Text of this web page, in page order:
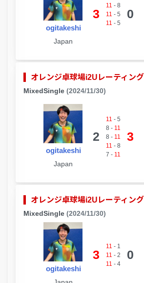
ogitakeshi
Japan
3
11 - 8
11 - 5
11 - 5
0
オレンジ卓球場i2Uレーティング
MixedSingle (2024/11/30)
ogitakeshi
Japan
2
11 - 5
8 - 11
8 - 11
11 - 8
7 - 11
3
オレンジ卓球場i2Uレーティング
MixedSingle (2024/11/30)
ogitakeshi
3
11 - 1
11 - 2
11 - 4
0